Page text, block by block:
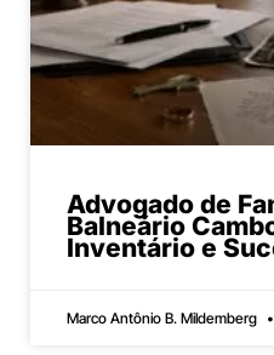
Advogado de
Balneário
Inventário e
Marco Antônio B. Mildemberg